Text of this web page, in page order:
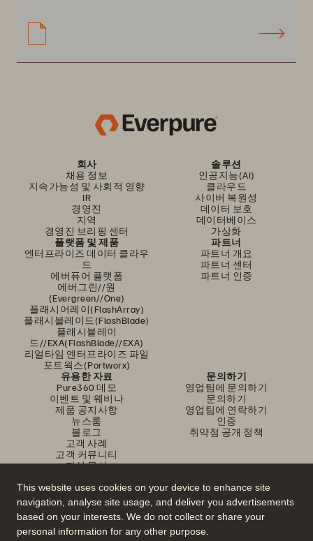
This website uses cookies on your device to enhance site
navigation, analyse site usage, and deliver you advertisements
based on your interests. We do not collect or share your
personal information for any other purpose.
회사
채용 정보
지속가능성 및 사회적 영향
IR
경영진
지역
경영진 브리핑 센터
솔루션
인공지능(AI)
클라우드
사이버 복원성
데이터 보호
데이터베이스
가상화
플랫폼 및 제품
엔터프라이즈 데이터 클라우
드
에버퓨어 플랫폼
에버그린//원
(Evergreen//One)
플래시어레이(FlashArray)
플래시블레이드(FlashBlade)
플래시블레이
드//EXA(FlashBlade//EXA)
리얼타임 엔터프라이즈 파일
포트웍스(Portworx)
파트너
파트너 개요
파트너 센터
파트너 인증
유용한 자료
Pure360 데모
이벤트 및 웨비나
제품 공지사항
뉴스룸
블로그
고객 사례
고객 커뮤니티
지식 문서
문의하기
영업팀에 문의하기
문의하기
영업팀에 연락하기
인증
취약점 공개 정책
문의하기
에버퓨어(Everpure) 공식 소셜미디어 팔로우하기